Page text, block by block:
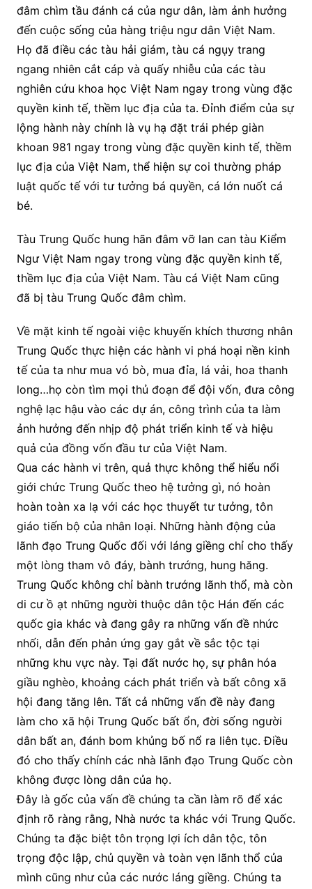
đâm chìm tầu đánh cá của ngư dân, làm ảnh hưởng
đến cuộc sống của hàng triệu ngư dân Việt Nam.
Họ đã điều các tàu hải giám, tàu cá ngụy trang
ngang nhiên cắt cáp và quấy nhiễu của các tàu
nghiên cứu khoa học Việt Nam ngay trong vùng đặc
quyền kinh tế, thềm lục địa của ta. Đỉnh điểm của sự
lộng hành này chính là vụ hạ đặt trái phép giàn
khoan 981 ngay trong vùng đặc quyền kinh tế, thềm
lục địa của Việt Nam, thể hiện sự coi thường pháp
luật quốc tế với tư tưởng bá quyền, cá lớn nuốt cá
bé.
Tàu Trung Quốc hung hãn đâm vỡ lan can tàu Kiểm
Ngư Việt Nam ngay trong vùng đặc quyền kinh tế,
thềm lục địa của Việt Nam. Tàu cá Việt Nam cũng
đã bị tàu Trung Quốc đâm chìm.
Về mặt kinh tế ngoài việc khuyến khích thương nhân
Trung Quốc thực hiện các hành vi phá hoại nền kinh
tế của ta như mua vó bò, mua đỉa, lá vải, hoa thanh
long…họ còn tìm mọi thủ đoạn để đội vốn, đưa công
nghệ lạc hậu vào các dự án, công trình của ta làm
ảnh hưởng đến nhịp độ phát triển kinh tế và hiệu
quả của đồng vốn đầu tư của Việt Nam.
Qua các hành vi trên, quả thực không thể hiểu nổi
giới chức Trung Quốc theo hệ tưởng gì, nó hoàn
hoàn toàn xa lạ với các học thuyết tư tưởng, tôn
giáo tiến bộ của nhân loại. Những hành động của
lãnh đạo Trung Quốc đối với láng giềng chỉ cho thấy
một lòng tham vô đáy, bành trướng, hung hăng.
Trung Quốc không chỉ bành trướng lãnh thổ, mà còn
di cư ồ ạt những người thuộc dân tộc Hán đến các
quốc gia khác và đang gây ra những vấn đề nhức
nhối, dẫn đến phản ứng gay gắt về sắc tộc tại
những khu vực này. Tại đất nước họ, sự phân hóa
giầu nghèo, khoảng cách phát triển và bất công xã
hội đang tăng lên. Tất cả những vấn đề này đang
làm cho xã hội Trung Quốc bất ổn, đời sống người
dân bất an, đánh bom khủng bố nổ ra liên tục. Điều
đó cho thấy chính các nhà lãnh đạo Trung Quốc còn
không được lòng dân của họ.
Đây là gốc của vấn đề chúng ta cần làm rõ để xác
định rõ ràng rằng, Nhà nước ta khác với Trung Quốc.
Chúng ta đặc biệt tôn trọng lợi ích dân tộc, tôn
trọng độc lập, chủ quyền và toàn vẹn lãnh thổ của
mình cũng như của các nước láng giềng. Chúng ta